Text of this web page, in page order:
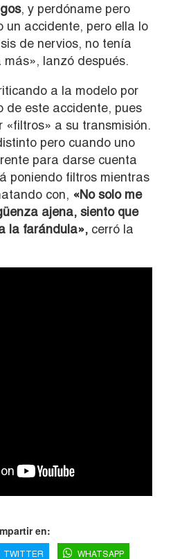
, y perdóname pero
un accidente, pero ella lo
de nervios, no tenía
lanzó después.
a la modelo por
de este accidente, pues
«filtros» a su transmisión.
pero cuando uno
para darse cuenta
poniendo filtros mientras
con, «No solo me
ajena, siento que
la farándula», cerró la
en:
TWITTER WHATSAPP